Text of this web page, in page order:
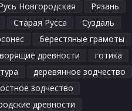
Новгородская
Рязань
Старая Русса
Суздаль
берестяные грамоты
древности
готика
деревянное зодчество
зодчество
древности